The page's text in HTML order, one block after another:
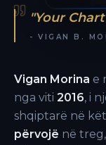
"Your
- VIGAN B.
Vigan Morina e
nga viti 2016, i
shqiptarë në
përvojë në